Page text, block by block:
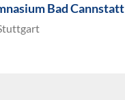
Bad Cannstatt